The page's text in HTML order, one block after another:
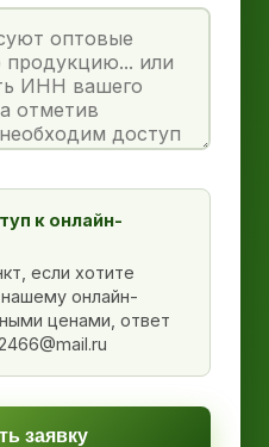
к онлайн-
если хотите
онлайн-
ценами, ответ
заявку